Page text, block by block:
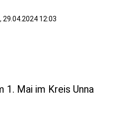
29.04.2024 12:03
1. Mai im Kreis Unna